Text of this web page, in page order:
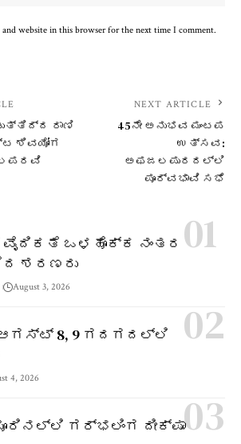
and website in this browser for the next time I comment.
ರಾಣಿ
ಶಿವಯೋಗ
NEXT ARTICLE
45ನೇ ಅನುಭವ ಮಂಟಪ
ಉತ್ಸವ:
ಅಫಜಲಪುರದಲ್ಲಿ
ಪೂರ್ವಭಾವಿ ಸಭೆ
ಒಳಹೊಕ್ಕ ನಂತರ
ಶರಣರು
August 3, 2026
8, 9 ಗದಗದಲ್ಲಿ
4, 2026
ಗರ್ಭಲಿಂಗ ದೀಕ್ಷಾ